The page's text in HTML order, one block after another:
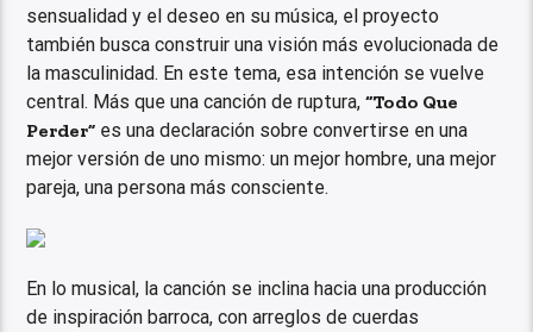
sensualidad y el deseo en su música, el proyecto
también busca construir una visión más evolucionada de
la masculinidad. En este tema, esa intención se vuelve
central. Más que una canción de ruptura,“Todo Que
Perder” es una declaración sobre convertirse en una
mejor versión de uno mismo: un mejor hombre, una mejor
pareja, una persona más consciente.
En lo musical, la canción se inclina hacia una producción
de inspiración barroca, con arreglos de cuerdas